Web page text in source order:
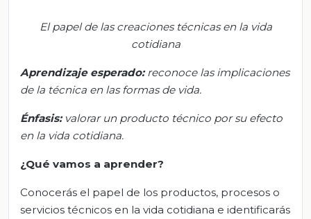
El papel de las creaciones técnicas en la vida
cotidiana
Aprendizaje esperado:reconoce las implicaciones
de la técnica en las formas de vida.
Énfasis: valorar un producto técnico por su efecto
en la vida cotidiana.
¿Qué vamos a aprender?
Conocerás el papel de los productos, procesos o
servicios técnicos en la vida cotidiana e identificarás